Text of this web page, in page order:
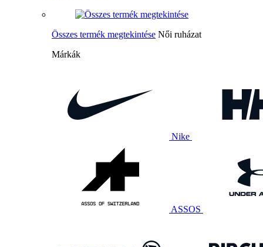
Összes termék megtekintése Női ruházat
Márkák
Nike
ASSOS